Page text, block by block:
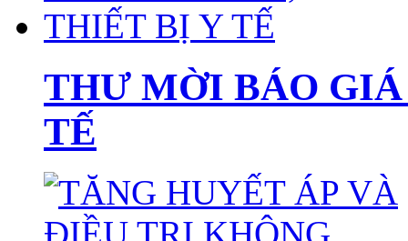
THƯ MỜI BÁO
TẾ